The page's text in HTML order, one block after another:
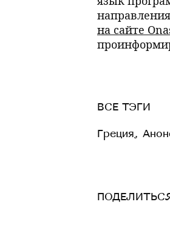
на сайте
ВСЕ ТЭГИ
Греция,